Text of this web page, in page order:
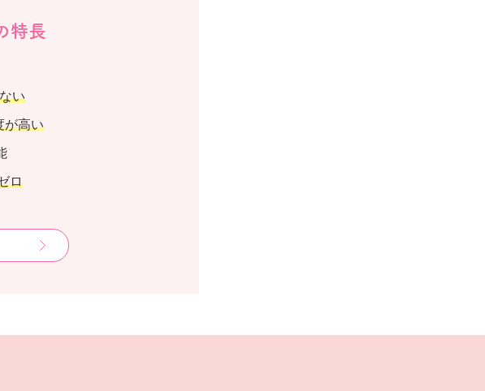
特長
い
が高い
ロ